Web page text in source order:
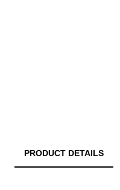
PRODUCT DETAILS